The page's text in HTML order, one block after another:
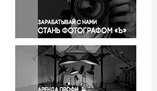
Правосудие
Происшествия и конфликты
Религия
Светская жизнь
Спорт
Экология
Экономика и бизнес